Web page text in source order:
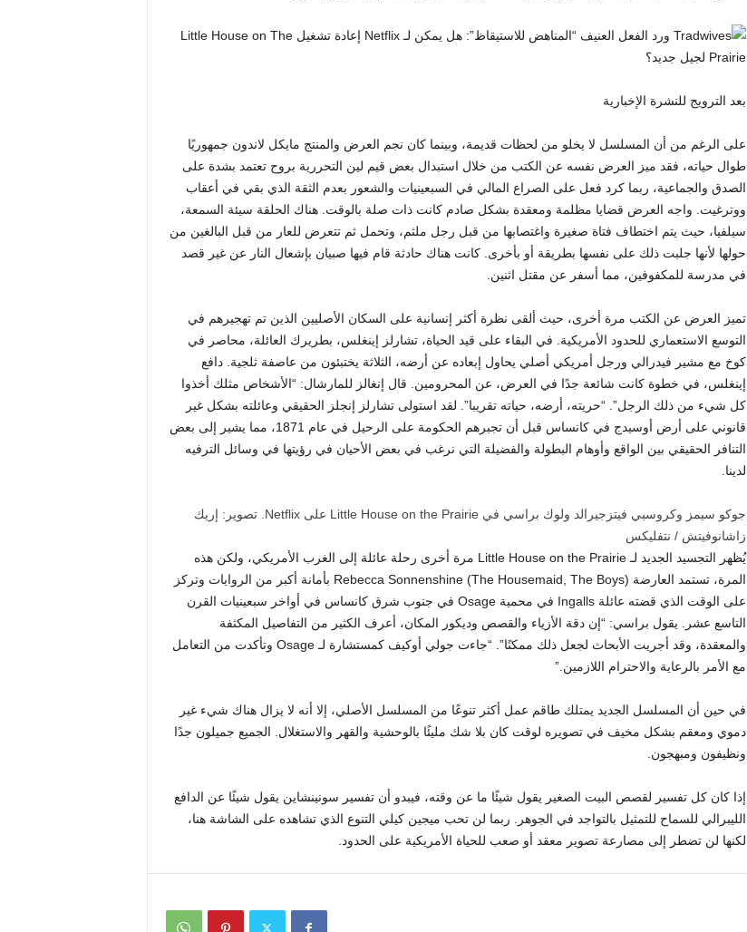
بعد الترويج للنشرة الإخبارية
على الرغم من أن المسلسل لا يخلو من لحظات قديمة، وبينما كان نجم العرض والمنتج مايكل لاندون جمهوريًا
طوال حياته، فقد ميز العرض نفسه عن الكتب من خلال استبدال بعض قيم لين التحررية بروح تعتمد بشدة على
الصدق والجماعية، ربما كرد فعل على الصراع المالي في السبعينيات والشعور بعدم الثقة الذي بقي في أعقاب
ووترغيت. واجه العرض قضايا مظلمة ومعقدة بشكل صادم كانت ذات صلة بالوقت. هناك الحلقة سيئة السمعة،
سيلفيا، حيث يتم اختطاف فتاة صغيرة واغتصابها من قبل رجل ملثم، وتحمل ثم تتعرض للعار من قبل البالغين من
حولها لأنها جلبت ذلك على نفسها بطريقة أو بأخرى. كانت هناك حادثة قام فيها صبيان بإشعال النار عن غير قصد
في مدرسة للمكفوفين، مما أسفر عن مقتل اثنين.
تميز العرض عن الكتب مرة أخرى، حيث ألقى نظرة أكثر إنسانية على السكان الأصليين الذين تم تهجيرهم في
التوسع الاستعماري للحدود الأمريكية. في البقاء على قيد الحياة، تشارلز إينغلس، بطريرك العائلة، محاصر في
كوخ مع مشير فيدرالي ورجل أمريكي أصلي يحاول إبعاده عن أرضه، الثلاثة يختبئون من عاصفة ثلجية. دافع
إينغلس، في خطوة كانت شائعة جدًا في العرض، عن المحرومين. قال إنغالز للمارشال: “الأشخاص مثلك أخذوا
كل شيء من ذلك الرجل”. “حريته، أرضه، حياته تقريبا”. لقد استولى تشارلز إنجلز الحقيقي وعائلته بشكل غير
قانوني على أرض أوسيدج في كانساس قبل أن تجبرهم الحكومة على الرحيل في عام 1871، مما يشير إلى بعض
التنافر الحقيقي بين الواقع وأوهام البطولة والفضيلة التي نرغب في بعض الأحيان في رؤيتها في وسائل الترفيه
لدينا.
جوكو سيمز وكروسبي فيتزجيرالد ولوك براسي في Little House on the Prairie على Netflix.
تصوير: إريك
زاشانوفيتش / نتفليكس
يُظهر التجسيد الجديد لـ Little House on the Prairie مرة أخرى رحلة عائلة إلى الغرب الأمريكي، ولكن هذه
المرة، تستمد العارضة Rebecca Sonnenshine (The Housemaid, The Boys) بأمانة أكبر من الروايات وتركز
على الوقت الذي قضته عائلة Ingalls في محمية Osage في جنوب شرق كانساس في أواخر سبعينيات القرن
التاسع عشر. يقول براسي: “إن دقة الأزياء والقصص وديكور المكان، أعرف الكثير من التفاصيل المكثفة
والمعقدة، وقد أجريت الأبحاث لجعل ذلك ممكنًا”. “جاءت جولي أوكيف كمستشارة لـ Osage وتأكدت من التعامل
مع الأمر بالرعاية والاحترام اللازمين.”
في حين أن المسلسل الجديد يمتلك طاقم عمل أكثر تنوعًا من المسلسل الأصلي، إلا أنه لا يزال هناك شيء غير
دموي ومعقم بشكل مخيف في تصويره لوقت كان بلا شك مليئًا بالوحشية والقهر والاستغلال. الجميع جميلون جدًا
ونظيفون ومبهجون.
إذا كان كل تفسير لقصص البيت الصغير يقول شيئًا ما عن وقته، فيبدو أن تفسير سونينشاين يقول شيئًا عن الدافع
الليبرالي للسماح للتمثيل بالتواجد في الجوهر. ربما لن تحب ميجين كيلي التنوع الذي تشاهده على الشاشة هنا،
لكنها لن تضطر إلى مصارعة تصوير معقد أو صعب للحياة الأمريكية على الحدود.